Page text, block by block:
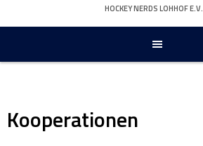
HOCKEY NERDS LOHHOF E.V.
Kooperationen